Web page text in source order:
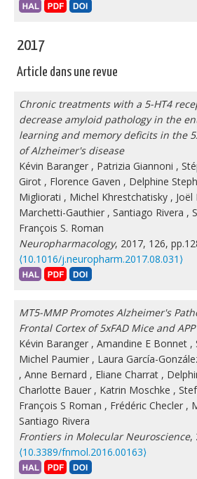
2017
Article dans une revue
Chronic treatments with a 5-HT4
decrease amyloid pathology in the
learning and memory deficits in the
of Alzheimer's disease
Kévin Baranger , Patrizia Giannoni ,
Girot , Florence Gaven , Delphine
Migliorati , Michel Khrestchatisky ,
Marchetti-Gauthier , Santiago Rivera ,
François S. Roman
Neuropharmacology, 2017, 126,
⟨10.1016/j.neuropharm.2017.08.031⟩
MT5-MMP Promotes Alzheimer's
Frontal Cortex of 5xFAD Mice and
Kévin Baranger , Amandine E Bonnet ,
Michel Paumier , Laura García-
, Anne Bernard , Eliane Charrat ,
Charlotte Bauer , Katrin Moschke ,
François S Roman , Frédéric Checler ,
Santiago Rivera
Frontiers in Molecular Neuroscience,
⟨10.3389/fnmol.2016.00163⟩